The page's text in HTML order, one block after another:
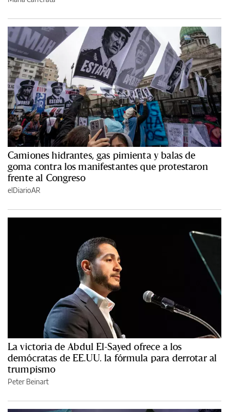
Camiones hidrantes, gas pimienta y balas de
goma contra los manifestantes que protestaron
frente al Congreso
elDiarioAR
La victoria de Abdul El-Sayed ofrece a los
demócratas de EE.UU. la fórmula para derrotar al
trumpismo
Peter Beinart